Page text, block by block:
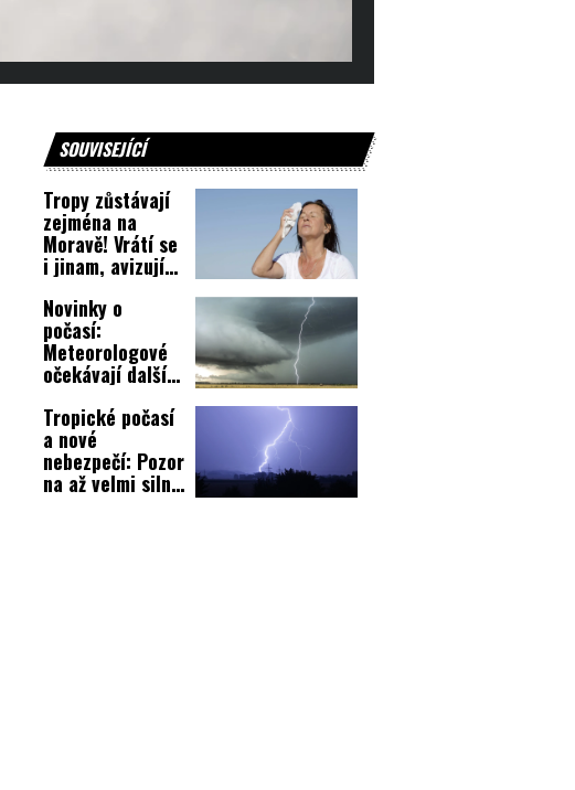
SOUVISEJÍCÍ
Tropy zůstávají
zejména na
Moravě! Vrátí se
i jinam, avizují
Novinky o
počasí:
Meteorologové
očekávají další
Tropické počasí
a nové
nebezpečí: Pozor
na až velmi silné